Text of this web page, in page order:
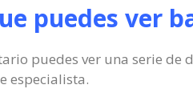
puedes ver
puedes ver una serie de
especialista.